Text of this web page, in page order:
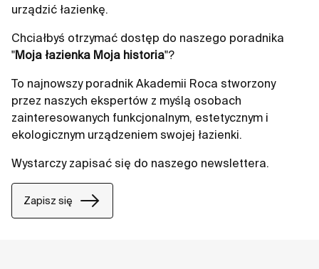
urządzić łazienkę.
Chciałbyś otrzymać dostęp do naszego poradnika
"Moja łazienka Moja historia"?
To najnowszy poradnik Akademii Roca stworzony
przez naszych ekspertów z myślą osobach
zainteresowanych funkcjonalnym, estetycznym i
ekologicznym urządzeniem swojej łazienki.
Wystarczy zapisać się do naszego newslettera.
Zapisz się